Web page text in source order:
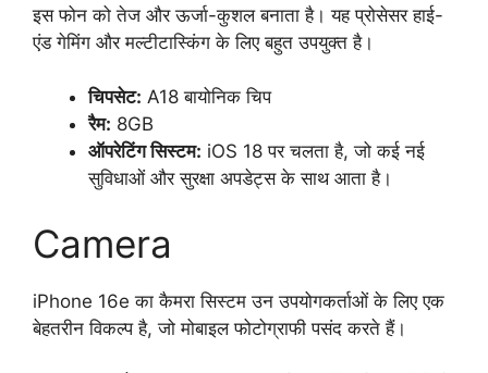
इस फोन को तेज और ऊर्जा-कुशल बनाता है। यह प्रोसेसर हाई-
एंड गेमिंग और मल्टीटास्किंग के लिए बहुत उपयुक्त है।
चिपसेट: A18 बायोनिक चिप
रैम: 8GB
ऑपरेटिंग सिस्टम: iOS 18 पर चलता है, जो कई नई
सुविधाओं और सुरक्षा अपडेट्स के साथ आता है।
Camera
iPhone 16e का कैमरा सिस्टम उन उपयोगकर्ताओं के लिए एक
बेहतरीन विकल्प है, जो मोबाइल फोटोग्राफी पसंद करते हैं।